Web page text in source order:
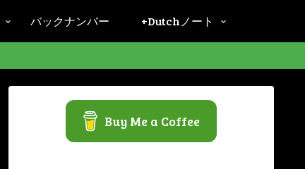
バックナンバー +Dutchノート
Buy Me a Coffee